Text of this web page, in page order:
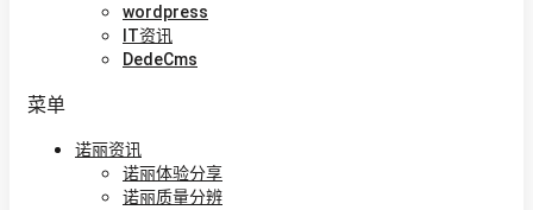
wordpress
IT资讯
DedeCms
菜单
诺丽资讯
诺丽体验分享
诺丽质量分辨